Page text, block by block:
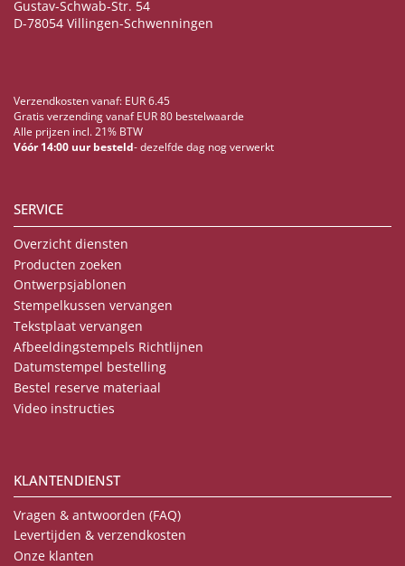
Gustav-Schwab-Str. 54
D-78054 Villingen-Schwenningen
Verzendkosten vanaf: EUR 6.45
Gratis verzending vanaf EUR 80 bestelwaarde
Alle prijzen incl. 21% BTW
Vóór 14:00 uur besteld- dezelfde dag nog verwerkt
SERVICE
Overzicht diensten
Producten zoeken
Ontwerpsjablonen
Stempelkussen vervangen
Tekstplaat vervangen
Afbeeldingstempels Richtlijnen
Datumstempel bestelling
Bestel reserve materiaal
Video instructies
KLANTENDIENST
Vragen & antwoorden (FAQ)
Levertijden & verzendkosten
Onze klanten